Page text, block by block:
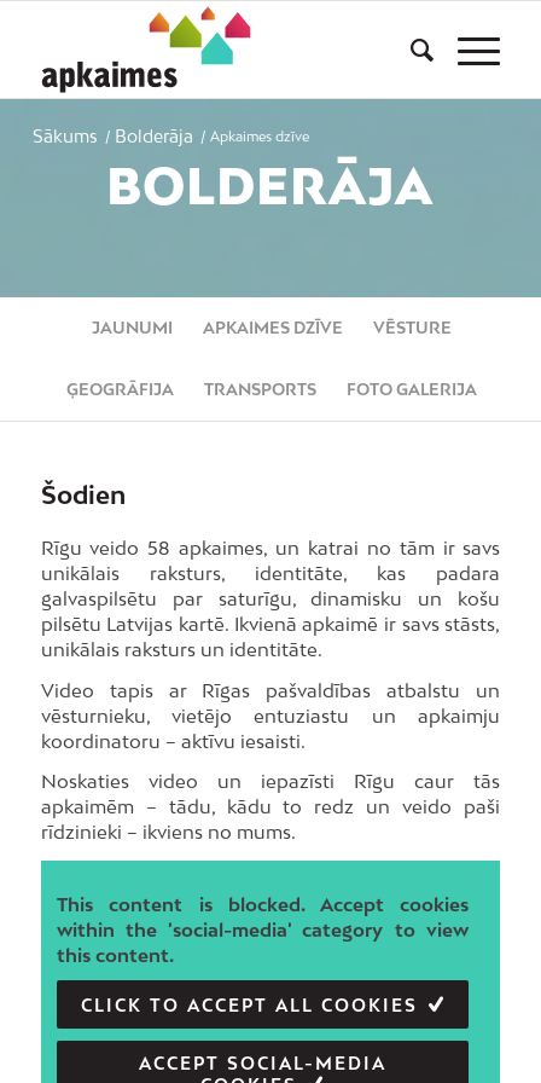
Sākums / Bolderāja / Apkaimes dzīve
BOLDERĀJA
JAUNUMI APKAIMES DZĪVE VĒSTURE
ĢEOGRĀFIJA TRANSPORTS FOTO GALERIJA
Šodien
Rīgu veido 58 apkaimes, un katrai no tām ir savs
unikālais raksturs, identitāte, kas padara
galvaspilsētu par saturīgu, dinamisku un košu
pilsētu Latvijas kartē. Ikvienā apkaimē ir savs stāsts,
unikālais raksturs un identitāte.
Video tapis ar Rīgas pašvaldības atbalstu un
vēsturnieku, vietējo entuziastu un apkaimju
koordinatoru – aktīvu iesaisti.
Noskaties video un iepazīsti Rīgu caur tās
apkaimēm – tādu, kādu to redz un veido paši
rīdzinieki – ikviens no mums.
This content is blocked. Accept cookies
within the 'social-media' category to view
this content.
CLICK TO ACCEPT ALL COOKIES
ACCEPT SOCIAL-MEDIA